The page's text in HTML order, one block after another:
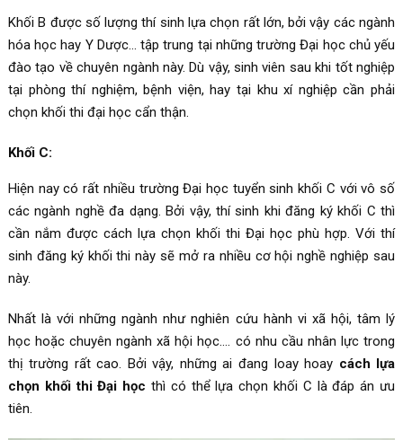
Khối B được số lượng thí sinh lựa chọn rất lớn, bởi vậy các ngành
hóa học hay Y Dược… tập trung tại những trường Đại học chủ yếu
đào tạo về chuyên ngành này. Dù vậy, sinh viên sau khi tốt nghiệp
tại phòng thí nghiệm, bệnh viện, hay tại khu xí nghiệp cần phải
chọn khối thi đại học cẩn thận.
Khối C:
Hiện nay có rất nhiều trường Đại học tuyển sinh khối C với vô số
các ngành nghề đa dạng. Bởi vậy, thí sinh khi đăng ký khối C thì
cần nắm được cách lựa chọn khối thi Đại học phù hợp. Với thí
sinh đăng ký khối thi này sẽ mở ra nhiều cơ hội nghề nghiệp sau
này.
Nhất là với những ngành như nghiên cứu hành vi xã hội, tâm lý
học hoặc chuyên ngành xã hội học…. có nhu cầu nhân lực trong
thị trường rất cao. Bởi vậy, những ai đang loay hoay cách lựa
chọn khối thi Đại học thì có thể lựa chọn khối C là đáp án ưu
tiên.